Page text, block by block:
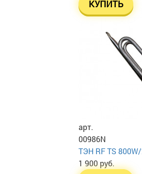
КУПИТЬ
арт.
00986N
ТЭН RF TS
1 900 руб.